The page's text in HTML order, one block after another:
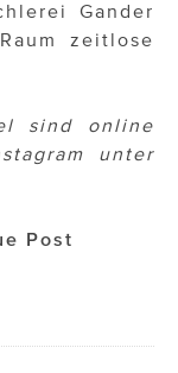
Gander
zeitlose
sind online
unter
Post